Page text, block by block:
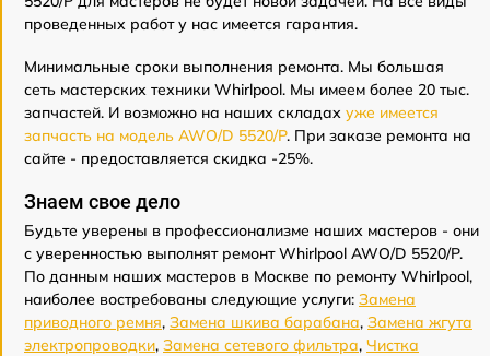
проведенных работ у нас имеется гарантия.
Минимальные сроки выполнения ремонта. Мы большая
сеть мастерских техники Whirlpool. Мы имеем более 20 тыс.
запчастей. И возможно на наших складах уже имеется
запчасть на модель AWO/D 5520/P. При заказе ремонта на
сайте - предоставляется скидка -25%.
Знаем свое дело
Будьте уверены в профессионализме наших мастеров - они
с уверенностью выполнят ремонт Whirlpool AWO/D 5520/P.
По данным наших мастеров в Москве по ремонту Whirlpool,
наиболее востребованы следующие услуги: Замена
приводного ремня, Замена шкива барабана, Замена жгута
электропроводки, Замена сетевого фильтра, Чистка